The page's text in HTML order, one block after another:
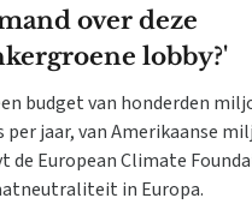
over deze
lobby?'
budget van honderden
per jaar, van Amerikaanse
de European Climate
in Europa.